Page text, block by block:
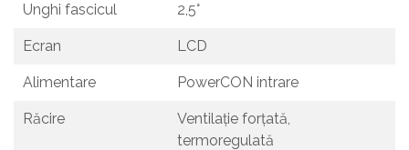
Unghi fascicul 2,5°
Ecran LCD
Alimentare PowerCON intrare
Răcire
Ventilație forțată,
termoregulată